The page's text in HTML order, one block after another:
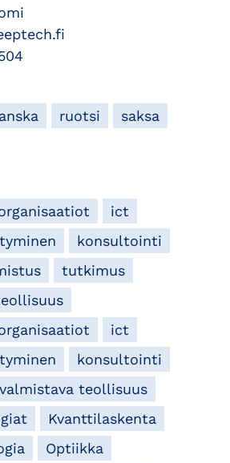
ruotsi
saksa
ict
konsultointi
tutkimus
ict
konsultointi
valmistava teollisuus
Kvanttilaskenta
Optiikka